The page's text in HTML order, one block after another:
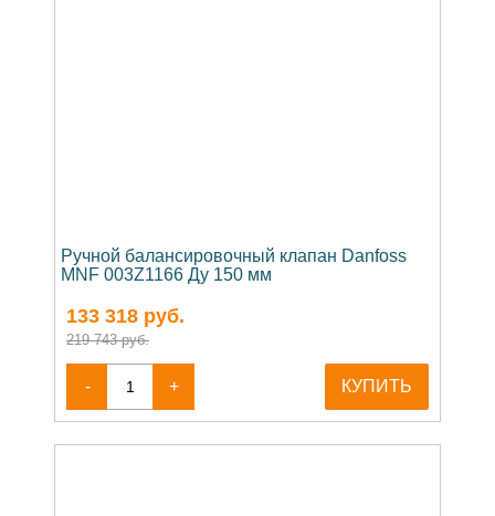
Ручной балансировочный клапан Danfoss
MNF 003Z1166 Ду 150 мм
133 318 руб.
219 743 руб.
- + КУПИТЬ